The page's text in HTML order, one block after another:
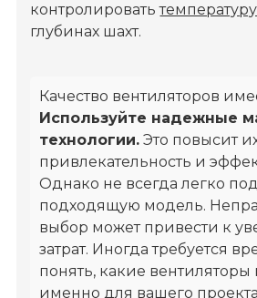
контролироватьтемпературу
глубинах шахт.
Качество вентиляторов
Используйте надежные
технологии. Это повысит
привлекательность и
Однако не всегда легко
подходящую модель.
выбор может привести к
затрат. Иногда требуется
понять, какие вентиляторы
именно для вашего